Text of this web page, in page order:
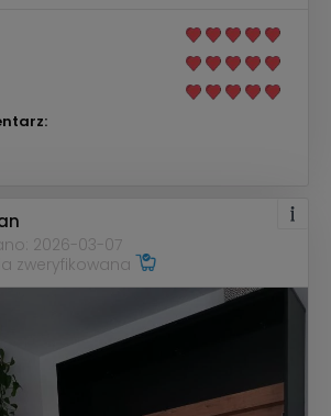
2026-03-07
zweryfikowana